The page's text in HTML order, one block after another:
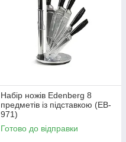
Набір ножів Edenberg 8
предметів із підставкою (EB-
971)
Готово до відправки